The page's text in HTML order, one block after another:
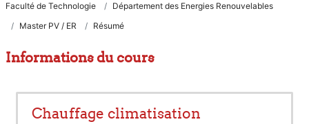
Faculté de Technologie
Département des Energies Renouvelables
Master PV / ER
Résumé
Informations du cours
Chauffage climatisation